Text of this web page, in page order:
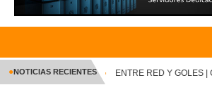
INICIO
●NOTICIAS RECIENTES ENTRE RED Y GOLES |